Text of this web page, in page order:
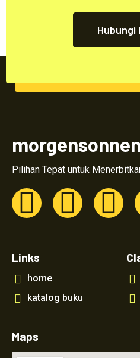
Hubungi
Pilihan Tepat untuk
Links
home
katalog buku
Maps